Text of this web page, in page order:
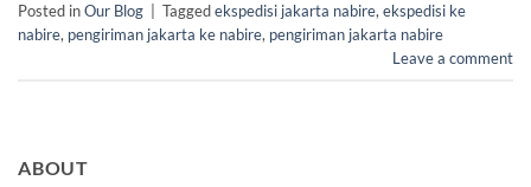
Posted inOur Blog Taggedekspedisi jakarta nabire,ekspedisi ke
nabire, pengiriman jakarta ke nabire, pengiriman jakarta nabire
Leave a comment
ABOUT